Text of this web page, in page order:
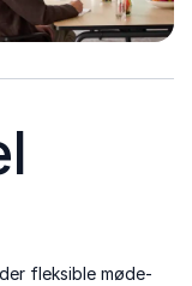
fleksible møde-